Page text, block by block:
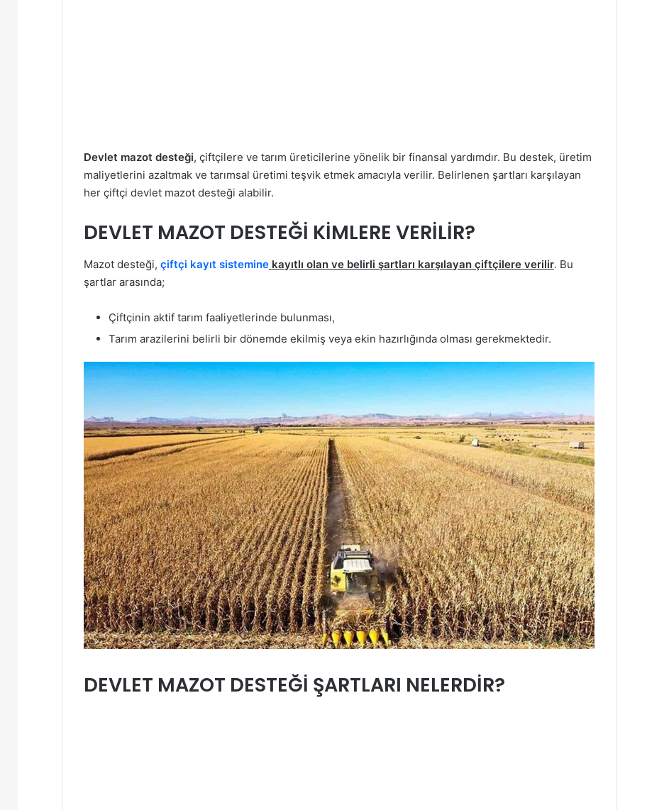
Devlet mazot desteği, çiftçilere ve tarım üreticilerine yönelik bir finansal yardımdır. Bu destek, üretim
maliyetlerini azaltmak ve tarımsal üretimi teşvik etmek amacıyla verilir. Belirlenen şartları karşılayan
her çiftçi devlet mazot desteği alabilir.
DEVLET MAZOT DESTEĞİ KİMLERE VERİLİR?
Mazot desteği, çiftçi kayıt sistemine kayıtlı olan ve belirli şartları karşılayan çiftçilere verilir. Bu
şartlar arasında;
Çiftçinin aktif tarım faaliyetlerinde bulunması,
Tarım arazilerini belirli bir dönemde ekilmiş veya ekin hazırlığında olması gerekmektedir.
DEVLET MAZOT DESTEĞİ ŞARTLARI NELERDİR?